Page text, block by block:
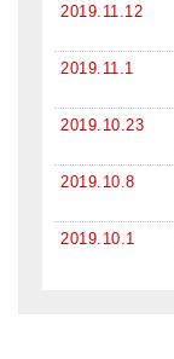
2019.11.12
2019.11.1
2019.10.23
2019.10.8
2019.10.1